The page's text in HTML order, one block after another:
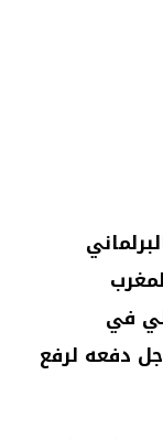
في
دفعه لرفع